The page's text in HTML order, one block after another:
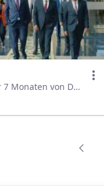
Geändert vor 7 Monaten von Denber Getahun.